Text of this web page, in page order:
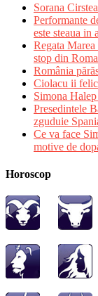
Sorana
Performante
este steaua
Regata
stop din
România
Ciolacu ii
Simona
Presedintele
zguduie
Ce va face
motive de
Horoscop